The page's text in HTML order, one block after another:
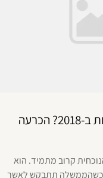
תקציב ל-2019 או בחירות ב-2018? הכרעה
קרוב מתמיד. הוא
כשהממשלה תתבקש לאשר